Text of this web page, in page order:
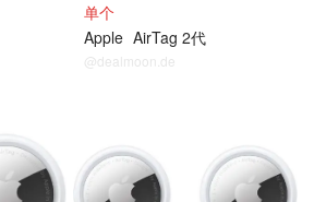
单个
Apple AirTag 2代
@dealmoon.de